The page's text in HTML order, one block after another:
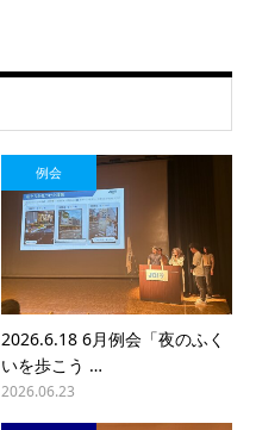
例会
2026.6.18 6月例会「夜のふく
いを歩こう …
2026.06.23